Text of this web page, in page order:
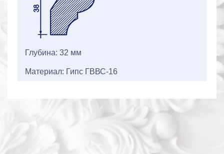
Глубина: 32 мм
Материал: Гипс ГВВС-16